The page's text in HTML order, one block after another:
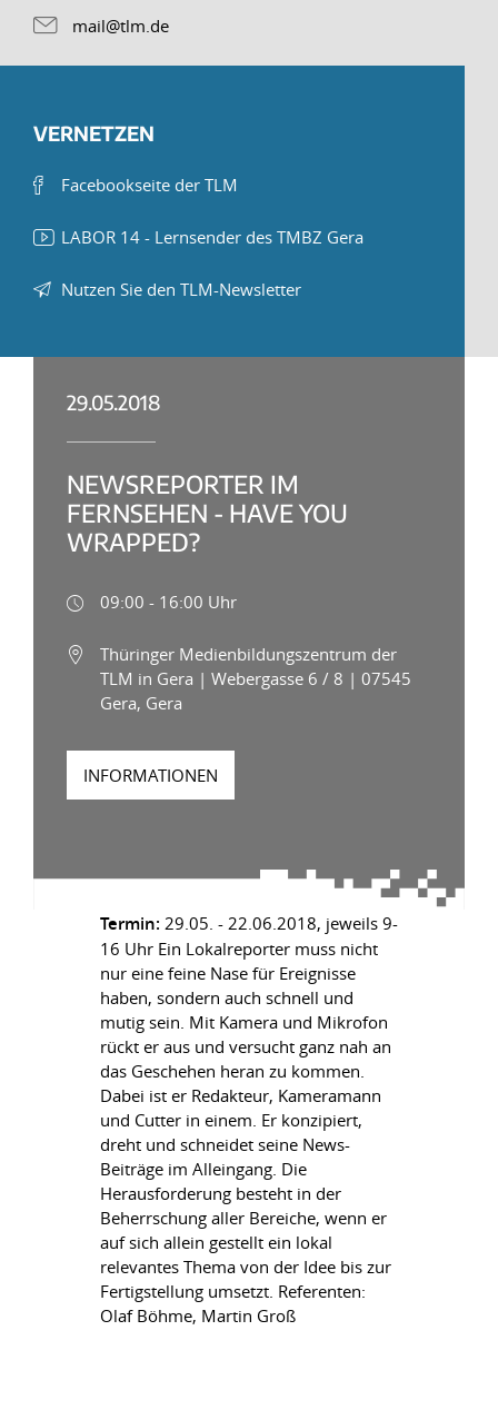
mail@tlm.de
VERNETZEN
Facebookseite der TLM
LABOR 14 - Lernsender des TMBZ Gera
Nutzen Sie den TLM-Newsletter
29.05.2018
NEWSREPORTER IM
FERNSEHEN - HAVE YOU
WRAPPED?
09:00 - 16:00 Uhr
Thüringer Medienbildungszentrum der
TLM in Gera | Webergasse 6 / 8 | 07545
Gera, Gera
INFORMATIONEN
Termin: 29.05. - 22.06.2018, jeweils 9-
16 Uhr Ein Lokalreporter muss nicht
nur eine feine Nase für Ereignisse
haben, sondern auch schnell und
mutig sein. Mit Kamera und Mikrofon
rückt er aus und versucht ganz nah an
das Geschehen heran zu kommen.
Dabei ist er Redakteur, Kameramann
und Cutter in einem. Er konzipiert,
dreht und schneidet seine News-
Beiträge im Alleingang. Die
Herausforderung besteht in der
Beherrschung aller Bereiche, wenn er
auf sich allein gestellt ein lokal
relevantes Thema von der Idee bis zur
Fertigstellung umsetzt. Referenten:
Olaf Böhme, Martin Groß